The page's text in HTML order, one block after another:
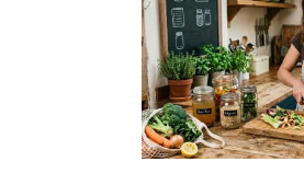
g
o
r
e
s